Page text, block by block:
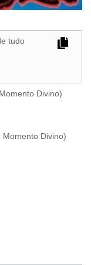
tudo
Momento Divino)
Momento Divino)